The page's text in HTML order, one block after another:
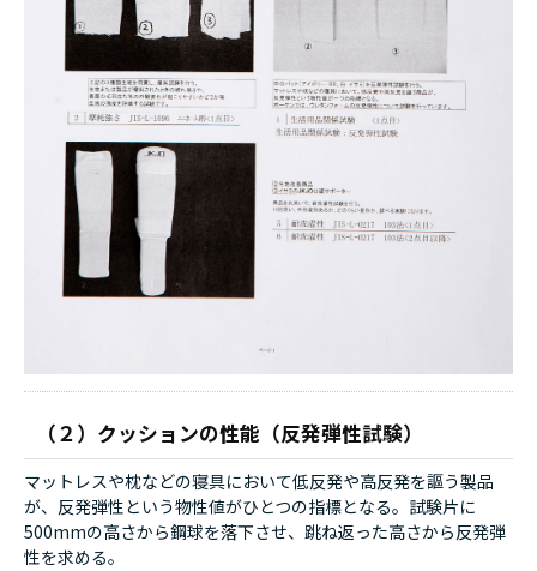
（２）クッションの性能（反発弾性試験）
マットレスや枕などの寝具において低反発や高反発を謳う製品
が、反発弾性という物性値がひとつの指標となる。試験片に
500mmの高さから鋼球を落下させ、跳ね返った高さから反発弾
性を求める。